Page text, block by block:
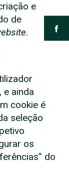
e
de
.
e ainda
cookie é
seleção
os
do